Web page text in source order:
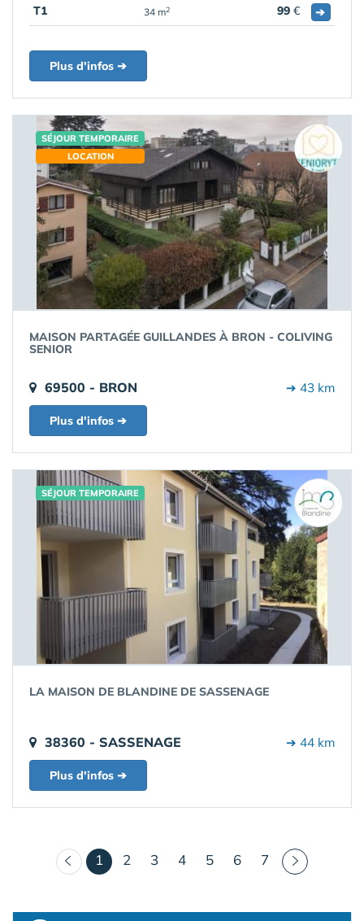
T1 34 m2 99 € ➔
Plus d'infos ➔
SÉJOUR TEMPORAIRE
LOCATION
MAISON PARTAGÉE GUILLANDES À BRON - COLIVING
SENIOR
69500 - BRON ➔ 43 km
Plus d'infos ➔
SÉJOUR TEMPORAIRE
LA MAISON DE BLANDINE DE SASSENAGE
38360 - SASSENAGE ➔ 44 km
Plus d'infos ➔
1 (courant)
2 3 4 5 6 7